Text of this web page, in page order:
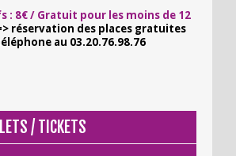
: 8€ / Gratuit pour les moins de 12
réservation des places gratuites
au 03.20.76.98.76
/ TICKETS